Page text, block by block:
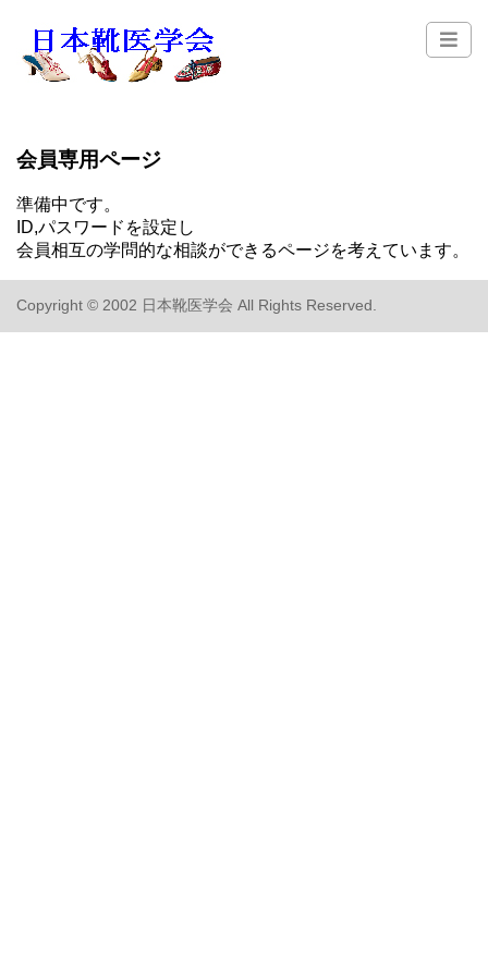
会員専用ページ
準備中です。
ID,パスワードを設定し
会員相互の学問的な相談ができるページを考えています。
Copyright © 2002 日本靴医学会 All Rights Reserved.